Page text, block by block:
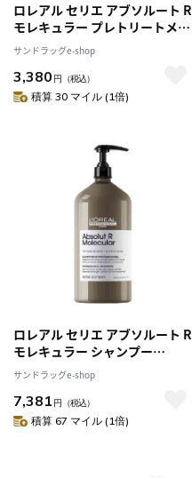
ロレアル セリエ アブソルート R
モレキュラー プレトリートメン
ト 190g
サンドラッグe-shop
3,380 円 （税込）
積算 30 マイル (1倍)
ロレアル セリエ アブソルート R
モレキュラー シャンプー
1500ml
サンドラッグe-shop
7,381 円 （税込）
積算 67 マイル (1倍)